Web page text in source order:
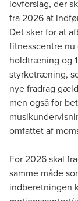
lovforslag, der
fra 2026 at
Det sker for at
fitnesscentre nu
holdtræning og
styrketræning,
nye fradrag
men også for
omfattet af
For 2026 skal
samme måde
indberetningen